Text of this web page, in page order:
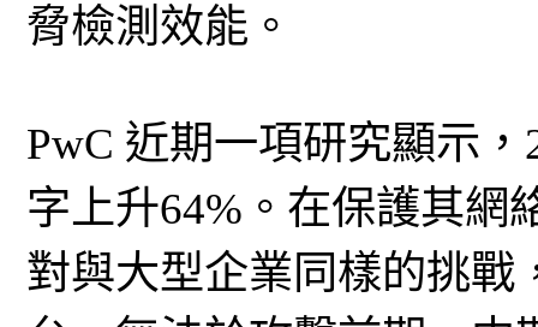
脅檢測效能。
PwC 近期一項研究顯示
字上升64%。在保護其網
對與大型企業同樣的挑戰